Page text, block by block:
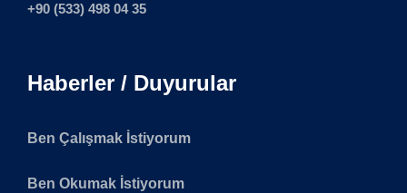
+90 (533) 498 04 35
Haberler / Duyurular
Ben Çalışmak İstiyorum
Ben Okumak İstiyorum